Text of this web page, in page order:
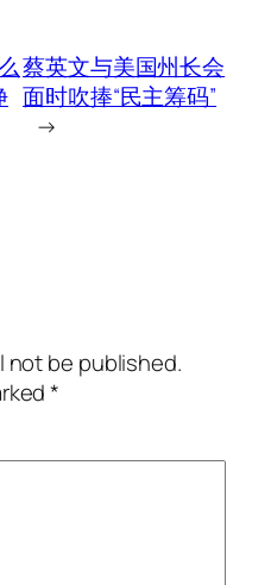
蔡英文与美国州长会
面时吹捧“民主筹码”
→
not be published.
*